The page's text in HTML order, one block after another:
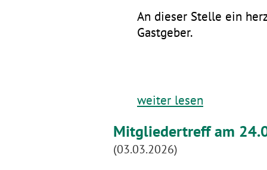
An dieser Stelle ein
Gastgeber.
weiter lesen
Mitgliedertreff am
(03.03.2026)